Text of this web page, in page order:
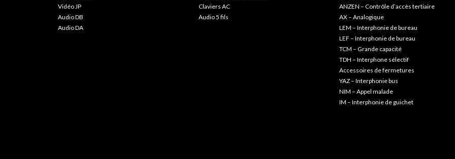
Vidéo JP
Audio DB
Audio DA
Claviers AC
Audio 5 fils
ANZEN – Contrôle d’accès tertiaire
AX – Analogique
LEM – Interphonie de bureau
LEF – Interphonie de bureau
TCM – Grande capacité
TDH – Interphone sélectif
Accessoires de fermetures
YAZ – Interphonie bus
NIM – Appel malade
IM – Interphonie de guichet